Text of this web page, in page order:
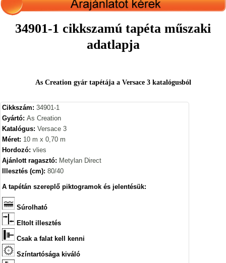
34901-1 cikkszamú tapéta műszaki
adatlapja
As Creation gyár tapétája a Versace 3 katalógusból
Cikkszám: 34901-1
Gyártó: As Creation
Katalógus: Versace 3
Méret: 10 m x 0,70 m
Hordozó: vlies
Ajánlott ragasztó: Metylan Direct
Illesztés (cm): 80/40
A tapétán szereplő piktogramok és jelentésük:
Súrolható
Eltolt illesztés
Csak a falat kell kenni
Színtartósága kiváló